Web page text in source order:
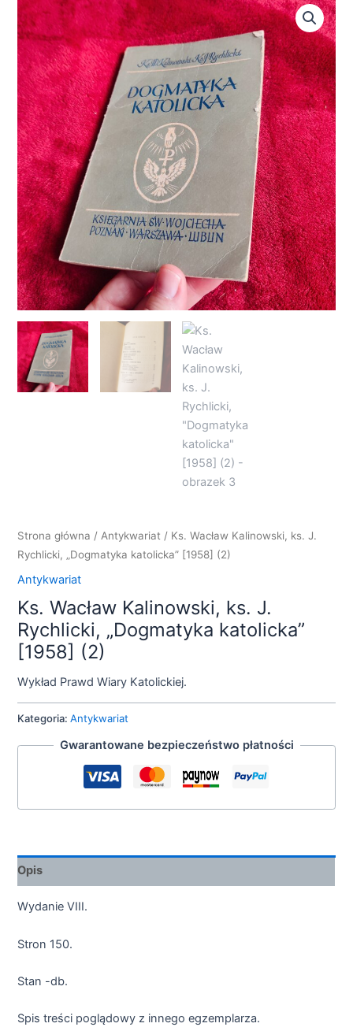
Strona główna / Antykwariat / Ks. Wacław Kalinowski, ks. J.
Rychlicki, „Dogmatyka katolicka” [1958] (2)
Antykwariat
Ks. Wacław Kalinowski, ks. J.
Rychlicki, „Dogmatyka katolicka”
[1958] (2)
Wykład Prawd Wiary Katolickiej.
Kategoria:Antykwariat
Gwarantowane bezpieczeństwo płatności
Opis
Wydanie VIII.
Stron 150.
Stan -db.
Spis treści poglądowy z innego egzemplarza.